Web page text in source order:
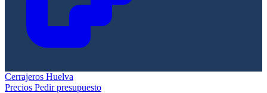
Cerrajeros Huelva
Precios Pedir presupuesto